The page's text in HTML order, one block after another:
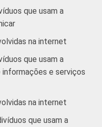
ou mais
R$930
R$2325
que usam a
na internet
que usam a
e serviços
na internet
que usam a